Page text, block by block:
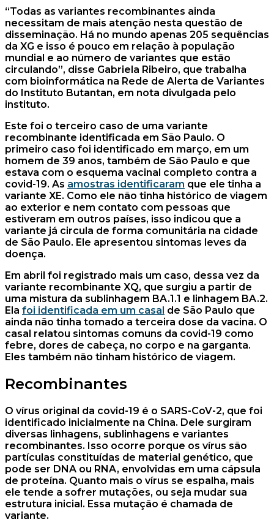
“Todas as variantes recombinantes ainda
necessitam de mais atenção nesta questão de
disseminação. Há no mundo apenas 205 sequências
da XG e isso é pouco em relação à população
mundial e ao número de variantes que estão
circulando”, disse Gabriela Ribeiro, que trabalha
com bioinformática na Rede de Alerta de Variantes
do Instituto Butantan, em nota divulgada pelo
instituto.
Este foi o terceiro caso de uma variante
recombinante identificada em São Paulo. O
primeiro caso foi identificado em março, em um
homem de 39 anos, também de São Paulo e que
estava com o esquema vacinal completo contra a
covid-19. As amostras identificaram que ele tinha a
variante XE. Como ele não tinha histórico de viagem
ao exterior e nem contato com pessoas que
estiveram em outros países, isso indicou que a
variante já circula de forma comunitária na cidade
de São Paulo. Ele apresentou sintomas leves da
doença.
Em abril foi registrado mais um caso, dessa vez da
variante recombinante XQ, que surgiu a partir de
uma mistura da sublinhagem BA.1.1 e linhagem BA.2.
Ela foi identificada em um casal de São Paulo que
ainda não tinha tomado a terceira dose da vacina. O
casal relatou sintomas comuns da covid-19 como
febre, dores de cabeça, no corpo e na garganta.
Eles também não tinham histórico de viagem.
Recombinantes
O vírus original da covid-19 é o SARS-CoV-2, que foi
identificado inicialmente na China. Dele surgiram
diversas linhagens, sublinhagens e variantes
recombinantes. Isso ocorre porque os vírus são
partículas constituídas de material genético, que
pode ser DNA ou RNA, envolvidas em uma cápsula
de proteína. Quanto mais o vírus se espalha, mais
ele tende a sofrer mutações, ou seja mudar sua
estrutura inicial. Essa mutação é chamada de
variante.